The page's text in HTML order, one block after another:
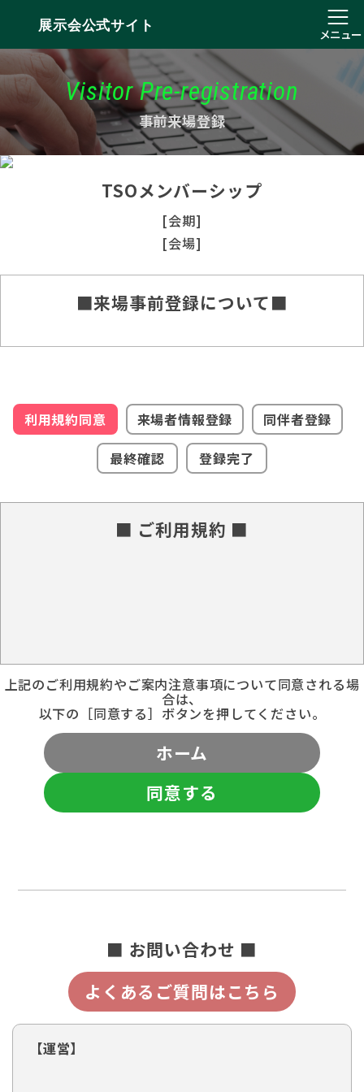
展示会公式サイト
メニュー
Visitor Pre-registration
事前来場登録
TSOメンバーシップ
[会期]
[会場]
■来場事前登録について■
利用規約同意 来場者情報登録
同伴者登録
最終確認
登録完了
■ ご利用規約 ■
上記のご利用規約やご案内注意事項について同意される場
合は、
以下の［同意する］ボタンを押してください。
ホーム
同意する
■ お問い合わせ ■
よくあるご質問はこちら
【運営】